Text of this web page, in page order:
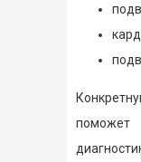
поможет